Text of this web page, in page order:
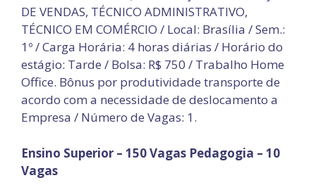
DE VENDAS, TÉCNICO ADMINISTRATIVO,
TÉCNICO EM COMÉRCIO / Local: Brasília / Sem.:
1º / Carga Horária: 4 horas diárias / Horário do
estágio: Tarde / Bolsa: R$ 750 / Trabalho Home
Office. Bônus por produtividade transporte de
acordo com a necessidade de deslocamento a
Empresa / Número de Vagas: 1.
Ensino Superior – 150 Vagas Pedagogia – 10
Vagas